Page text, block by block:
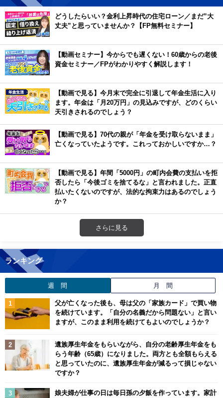
どうしたらいい？金利上昇時代の住宅ローン／まだ”大
丈夫”と思っていませんか？【FP無料セミナー】
【動画セミナー】今からでも遅くない！60歳からの老後
資金セミナー／FPがわかりやすく解説します！
【動画で見る】今月末で完全に引退して年金生活に入り
ます。年金は「月20万円」の見込みですが、どのくらい
天引きされるのでしょう？
【動画で見る】70代の親が「年金を受け取らないまま」
亡くなっていたようです。これっておかしいですか…？
【動画で見る】年間「5000円」の町内会費の支払いを拒
否したら「今後ゴミを捨てるな」と言われました。正直
払いたくないのですが、法的な拘束力はあるのでしょう
か？
さらに見る
ランキング
週 間 月 間
父が亡くなった後も、母は父の「家族カード」で買い物
を続けています。「自分の名義だから問題ない」と言い
ますが、このまま利用を続けてもよいのでしょうか？
遺族厚生年金をもらいながら、自分の老齢厚生年金をも
らう年齢（65歳）になりました。両方とも全額もらえる
と思っていたのに、遺族厚生年金が減るって損じゃない
ですか？
娘夫婦が仕事の日は毎日孫の夕飯を作っています。家計